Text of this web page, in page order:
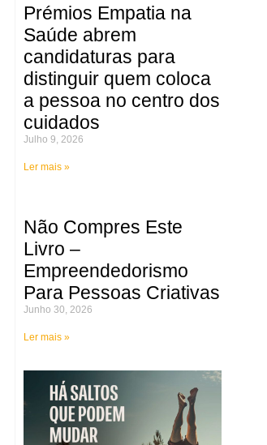
Prémios Empatia na
Saúde abrem
candidaturas para
distinguir quem coloca
a pessoa no centro dos
cuidados
Julho 9, 2026
Ler mais »
Não Compres Este
Livro –
Empreendedorismo
Para Pessoas Criativas
Junho 30, 2026
Ler mais »